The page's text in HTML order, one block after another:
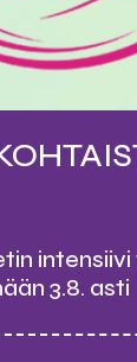
intensiivi
3.8. asti